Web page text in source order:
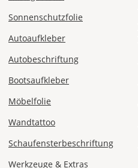
Sonnenschutzfolie
Autoaufkleber
Autobeschriftung
Bootsaufkleber
Möbelfolie
Wandtattoo
Schaufensterbeschriftung
Werkzeuge & Extras